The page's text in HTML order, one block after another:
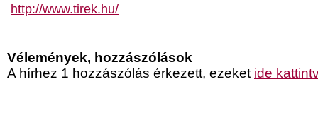
http://www.tirek.hu/
Vélemények, hozzászólások
A hírhez 1 hozzászólás érkezett, ezeket ide